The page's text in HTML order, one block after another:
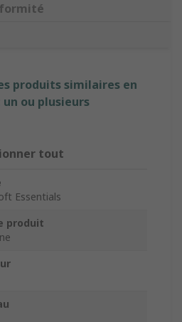
produits similaires en
ou plusieurs
tout
Essentials
produit